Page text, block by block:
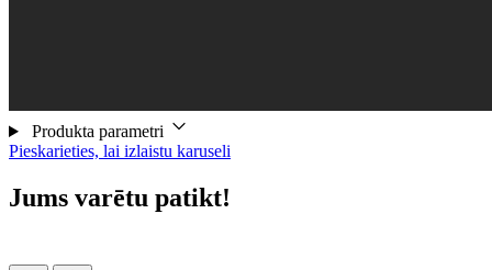
Produkta parametri
Pieskarieties, lai izlaistu karuseli
Jums varētu patikt!